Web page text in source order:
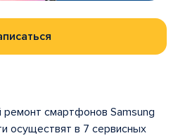
смартфонов Samsung
осуществят в 7 сервисных